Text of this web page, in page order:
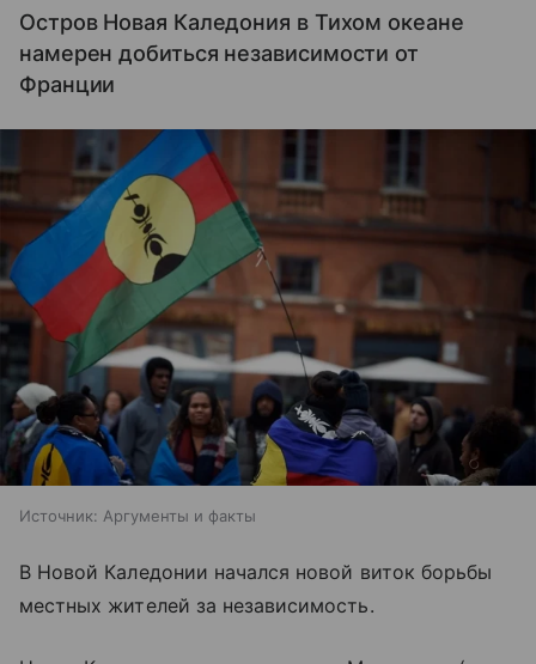
Остров Новая Каледония в Тихом океане
намерен добиться независимости от
Франции
Источник: Аргументы и факты
В Новой Каледонии начался новой виток борьбы
местных жителей за независимость.